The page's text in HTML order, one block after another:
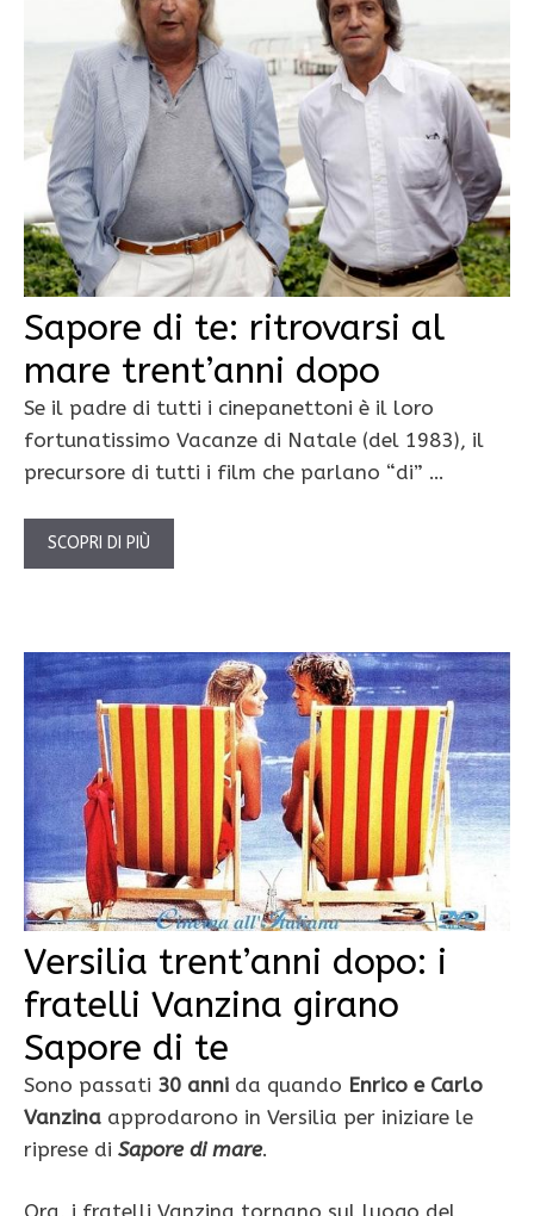
Sapore di te: ritrovarsi al
mare trent’anni dopo
Se il padre di tutti i cinepanettoni è il loro
fortunatissimo Vacanze di Natale (del 1983), il
precursore di tutti i film che parlano “di” …
SCOPRI DI PIÙ
Versilia trent’anni dopo: i
fratelli Vanzina girano
Sapore di te
Sono passati 30 anni da quando Enrico e Carlo
Vanzina approdarono in Versilia per iniziare le
riprese di Sapore di mare.